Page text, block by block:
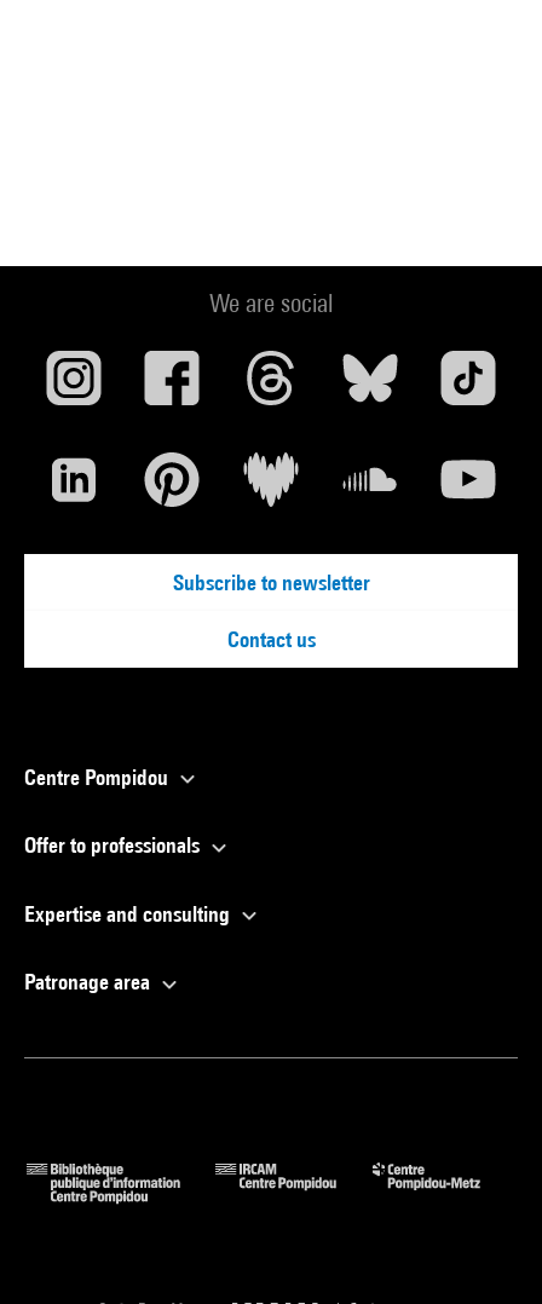
We are social
Subscribe to newsletter
Contact us
Centre Pompidou
Offer to professionals
Expertise and consulting
Patronage area